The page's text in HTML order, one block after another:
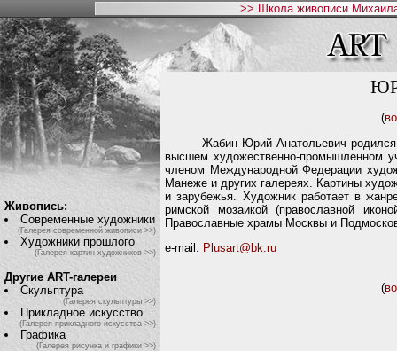
>> Школа живописи
Живопись:
Современные художники
(Галерея современной живописи >>)
Художники прошлого
(Галерея картин художников >>)
Другие ART-галереи
Скульптура
(Галерея скульптуры >>)
Прикладное искусство
(Галерея прикладного искусства >>)
Графика
(Галерея рисунка и графики >>)
(
Жабин Юрий Анатольевич родился в
высшем художественно-промышленном
членом Международной Федерации
Манеже и других галереях. Картины
и зарубежья. Художник работает в
римской мозаикой (православной
Православные храмы Москвы и
e-mail: Plusart@bk.ru
(